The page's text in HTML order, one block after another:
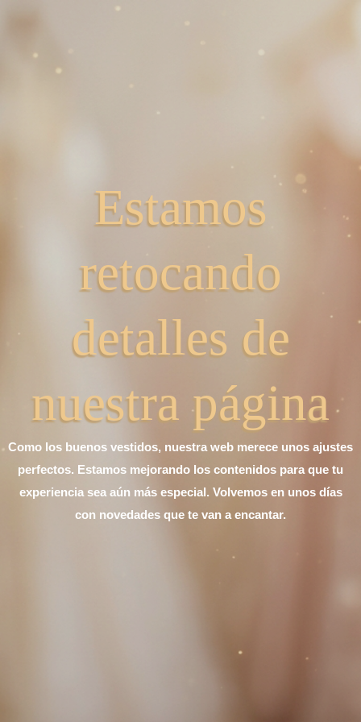
Estamos
retocando
detalles de
nuestra página
Como los buenos vestidos, nuestra web merece unos ajustes
perfectos. Estamos mejorando los contenidos para que tu
experiencia sea aún más especial. Volvemos en unos días
con novedades que te van a encantar.